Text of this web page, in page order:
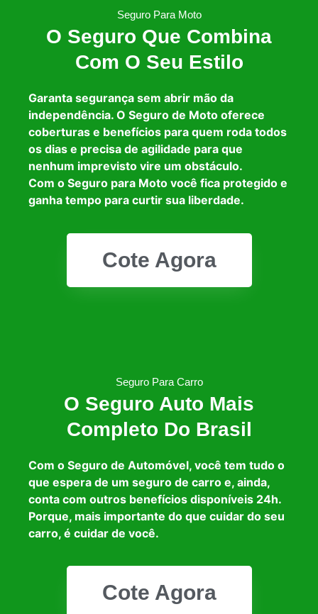
Seguro Para Moto
O Seguro Que Combina
Com O Seu Estilo
Garanta segurança sem abrir mão da
independência. O Seguro de Moto oferece
coberturas e benefícios para quem roda todos
os dias e precisa de agilidade para que
nenhum imprevisto vire um obstáculo.
Com o Seguro para Moto você fica protegido e
ganha tempo para curtir sua liberdade.
Cote Agora
Seguro Para Carro
O Seguro Auto Mais
Completo Do Brasil
Com o Seguro de Automóvel, você tem tudo o
que espera de um seguro de carro e, ainda,
conta com outros benefícios disponíveis 24h.
Porque, mais importante do que cuidar do seu
carro, é cuidar de você.
Cote Agora